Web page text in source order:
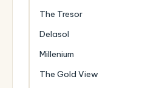
The Tresor
Delasol
Millenium
The Gold View